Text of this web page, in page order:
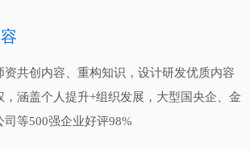
资共创内容、重构知识，设计研发优质内容
，涵盖个人提升+组织发展，大型国央企、金
司等500强企业好评98%